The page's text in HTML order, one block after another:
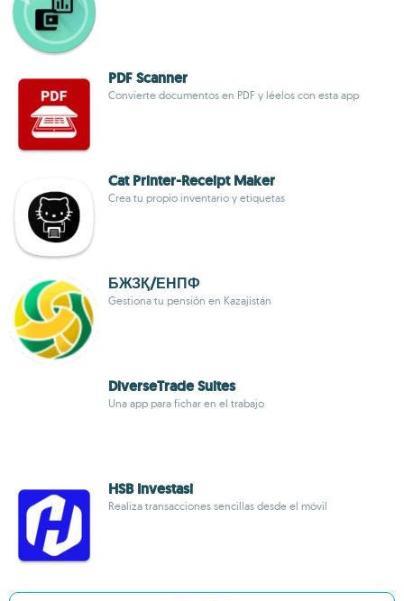
PDF Scanner
Convierte documentos en PDF y léelos con esta app
Cat Printer-Receipt Maker
Crea tu propio inventario y etiquetas
БЖЗҚ/ЕНПФ
Gestiona tu pensión en Kazajistán
DiverseTrade Suites
Una app para fichar en el trabajo
HSB Investasi
Realiza transacciones sencillas desde el móvil